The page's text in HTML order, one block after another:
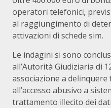
operatori telefonici,
al raggiungimento di
attivazioni di schede sim.
Le indagini si sono
all’Autorità Giudiziaria di
associazione a
all’accesso abusivo a
trattamento illecito dei